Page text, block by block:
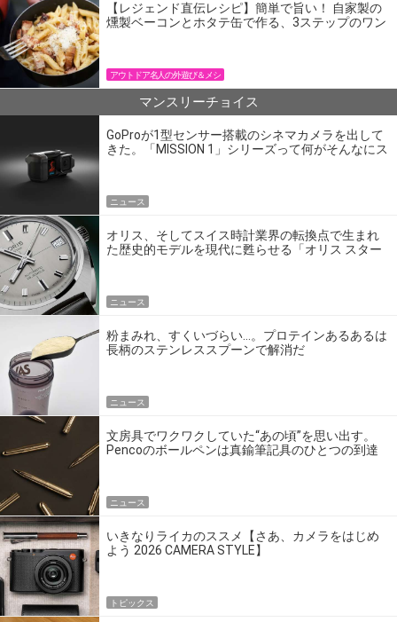
【レジェンド直伝レシピ】簡単で旨い！ 自家製の
燻製ベーコンとホタテ缶で作る、3ステップのワン
アウトドア名人の外遊び＆メシ
マンスリーチョイス
GoProが1型センサー搭載のシネマカメラを出して
きた。「MISSION 1」シリーズって何がそんなにス
ニュース
オリス、そしてスイス時計業界の転換点で生まれ
た歴史的モデルを現代に甦らせる「オリス スター
ニュース
粉まみれ、すくいづらい…。プロテインあるあるは
長柄のステンレススプーンで解消だ
ニュース
文房具でワクワクしていた“あの頃”を思い出す。
Pencoのボールペンは真鍮筆記具のひとつの到達
ニュース
いきなりライカのススメ【さあ、カメラをはじめ
よう 2026 CAMERA STYLE】
トピックス